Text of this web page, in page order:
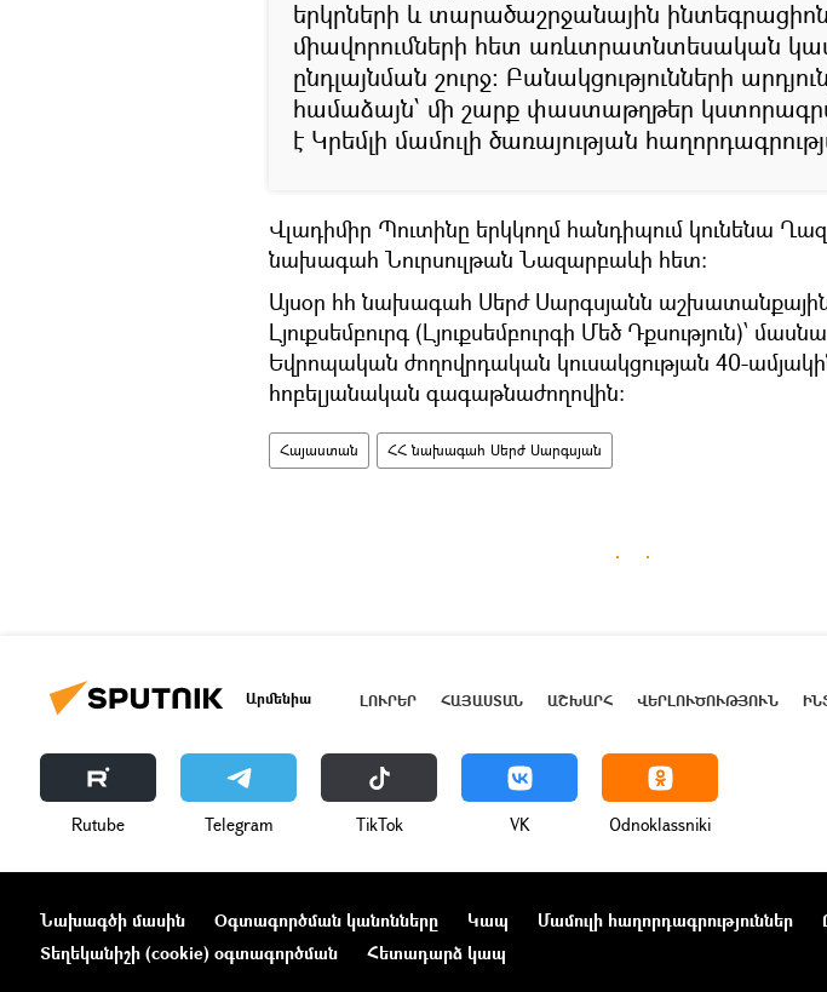
երկրների և տարածաշրջանային ինտեգրացիոն
միավորումների հետ առևտրատնտեսական
ընդլայնման շուրջ: Բանակցությունների
համաձայն՝ մի շարք փաստաթղթեր
է Կրեմլի մամուլի ծառայության
Վլադիմիր Պուտինը երկկողմ հանդիպում կունենա
նախագահ Նուրսուլթան Նազարբաևի հետ:
Այսօր հհ նախագահ Սերժ Սարգսյանն աշխատանքային
Լյուքսեմբուրգ (Լյուքսեմբուրգի Մեծ Դքսություն)՝
Եվրոպական ժողովրդական կուսակցության 40-
հոբելյանական գագաթնաժողովին:
Հայաստան ՀՀ նախագահ Սերժ Սարգսյան
Արմենիա ԼՈՒՐԵՐ ՀԱՅԱՍՏԱՆ ԱՇԽԱՐՀ ՎԵՐԼՈՒԾՈՒԹՅՈՒՆ
Rutube Telegram ТikТоk VK Odnoklassniki
Նախագծի մասին Օգտագործման կանոնները Կապ Մամուլի հաղորդագրություններ
Տեղեկանիշի (cookie) օգտագործման
Հետադարձ կապ